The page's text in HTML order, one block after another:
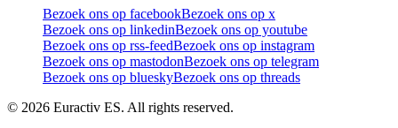
Bezoek ons op facebookBezoek ons op x
Bezoek ons op linkedinBezoek ons op youtube
Bezoek ons op rss-feedBezoek ons op instagram
Bezoek ons op mastodonBezoek ons op telegram
Bezoek ons op blueskyBezoek ons op threads
© 2026 Euractiv ES. All rights reserved.